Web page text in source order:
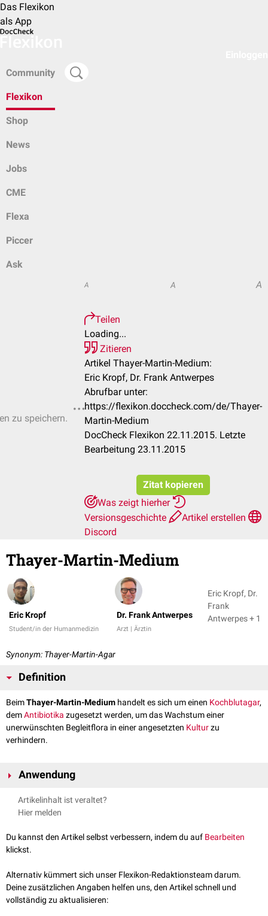
Das Flexikon
als App
Community
Flexikon
Shop
News
Jobs
CME
Flexa
Piccer
Ask
zu speichern.
A A A
Teilen
Loading...
Zitieren
Artikel Thayer-Martin-Medium:
Eric Kropf, Dr. Frank Antwerpes
Abrufbar unter:
https://flexikon.doccheck.com/de/Thayer-
Martin-Medium
DocCheck Flexikon 22.11.2015. Letzte
Bearbeitung 23.11.2015
Zitat kopieren
Was zeigt hierher
Versionsgeschichte
Artikel erstellen
Discord
Thayer-Martin-Medium
Eric Kropf
Student/in der Humanmedizin
Dr. Frank Antwerpes
Arzt | Ärztin
Eric Kropf, Dr.
Frank
Antwerpes + 1
Synonym: Thayer-Martin-Agar
Definition
BeimThayer-Martin-Medium handelt es sich um einen Kochblutagar,
demAntibiotika zugesetzt werden, um das Wachstum einer
unerwünschten Begleitflora in einer angesetzten Kulturzu
verhindern.
Anwendung
Dieser spezielle Agar findet Anwendung beim Anzüchten sehr
empfindlicher Keime wie z.B.
Artikelinhalt ist veraltet?
Hier melden
Du kannst den Artikel selbst verbessern, indem du auf Bearbeiten
klickst.
Alternativ kümmert sich unser Flexikon-Redaktionsteam darum.
Deine zusätzlichen Angaben helfen uns, den Artikel schnell und
vollständig zu aktualisieren: